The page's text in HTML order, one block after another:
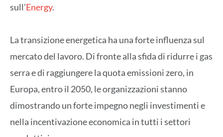
sull’Energy.
La transizione energetica ha una forte influenza sul
mercato del lavoro. Di fronte alla sfida di ridurre i gas
serra e di raggiungere la quota emissioni zero, in
Europa, entro il 2050, le organizzazioni stanno
dimostrando un forte impegno negli investimenti e
nella incentivazione economica in tutti i settori